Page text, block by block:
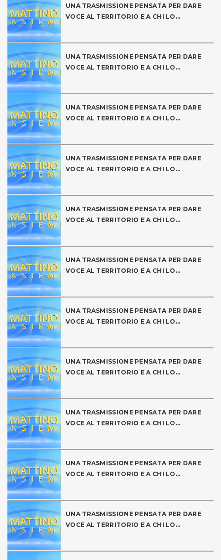
UNA TRASMISSIONE PENSATA PER DARE
VOCE AL TERRITORIO E A CHI LO...
UNA TRASMISSIONE PENSATA PER DARE
VOCE AL TERRITORIO E A CHI LO...
UNA TRASMISSIONE PENSATA PER DARE
VOCE AL TERRITORIO E A CHI LO...
UNA TRASMISSIONE PENSATA PER DARE
VOCE AL TERRITORIO E A CHI LO...
UNA TRASMISSIONE PENSATA PER DARE
VOCE AL TERRITORIO E A CHI LO...
UNA TRASMISSIONE PENSATA PER DARE
VOCE AL TERRITORIO E A CHI LO...
UNA TRASMISSIONE PENSATA PER DARE
VOCE AL TERRITORIO E A CHI LO...
UNA TRASMISSIONE PENSATA PER DARE
VOCE AL TERRITORIO E A CHI LO...
UNA TRASMISSIONE PENSATA PER DARE
VOCE AL TERRITORIO E A CHI LO...
UNA TRASMISSIONE PENSATA PER DARE
VOCE AL TERRITORIO E A CHI LO...
UNA TRASMISSIONE PENSATA PER DARE
VOCE AL TERRITORIO E A CHI LO...